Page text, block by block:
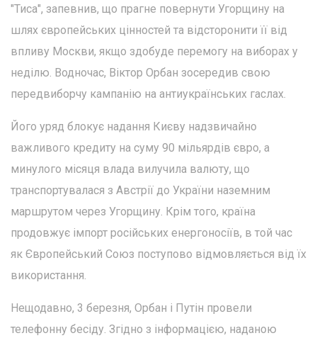
"Тиса", запевнив, що прагне повернути Угорщину на
шлях європейських цінностей та відсторонити її від
впливу Москви, якщо здобуде перемогу на виборах у
неділю. Водночас, Віктор Орбан зосередив свою
передвиборчу кампанію на антиукраїнських гаслах.
Його уряд блокує надання Києву надзвичайно
важливого кредиту на суму 90 мільярдів євро, а
минулого місяця влада вилучила валюту, що
транспортувалася з Австрії до України наземним
маршрутом через Угорщину. Крім того, країна
продовжує імпорт російських енергоносіїв, в той час
як Європейський Союз поступово відмовляється від їх
використання.
Нещодавно, 3 березня, Орбан і Путін провели
телефонну бесіду. Згідно з інформацією, наданою